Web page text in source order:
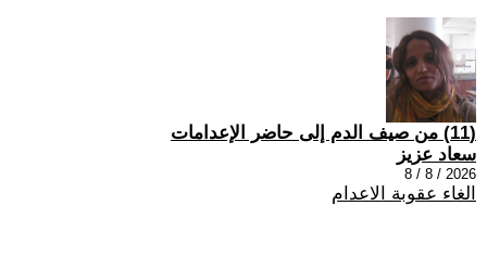
(11) من صيف الدم إلى حاضر الإعدامات
سعاد عزيز
2026 / 8 / 8
الغاء عقوبة الاعدام